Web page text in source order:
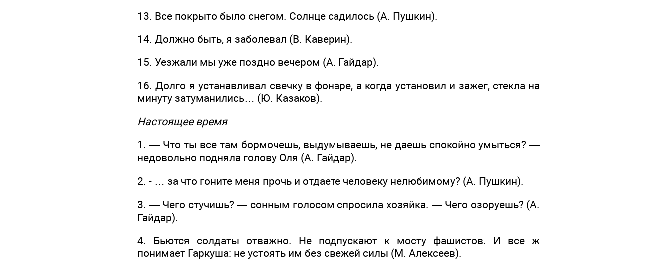
13. Все покрыто было снегом. Солнце садилось (А. Пушкин).
14. Должно быть, я заболевал (В. Каверин).
15. Уезжали мы уже поздно вечером (А. Гайдар).
16. Долго я устанавливал свечку в фонаре, а когда установил и зажег, стекла на
минуту затуманились… (Ю. Казаков).
Настоящее время
1. — Что ты все там бормочешь, выдумываешь, не даешь спокойно умыться? —
недовольно подняла голову Оля (А. Гайдар).
2. - … за что гоните меня прочь и отдаете человеку нелюбимому? (А. Пушкин).
3. — Чего стучишь? — сонным голосом спросила хозяйка. — Чего озоруешь? (А.
Гайдар).
4. Бьются солдаты отважно. Не подпускают к мосту фашистов. И все ж
понимает Гаркуша: не устоять им без свежей силы (М. Алексеев).